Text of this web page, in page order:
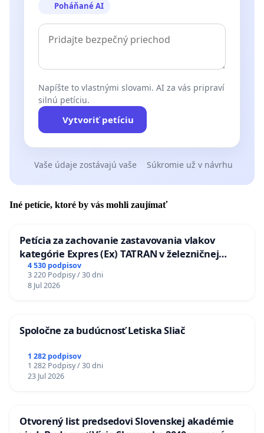
Poháňané AI
Napíšte to vlastnými slovami. AI za vás pripraví
silnú petíciu.
Vytvoriť petíciu
Vaše údaje zostávajú vaše Súkromie už v návrhu
Iné petície, ktoré by vás mohli zaujímať
Petícia za zachovanie zastavovania vlakov
kategórie Expres (Ex) TATRAN v železničnej
stanici Púchov
4 530 podpisov
3 220 Podpisy / 30 dni
8 Jul 2026
Spoločne za budúcnosť Letiska Sliač
1 282 podpisov
1 282 Podpisy / 30 dni
23 Jul 2026
Otvorený list predsedovi Slovenskej akadémie